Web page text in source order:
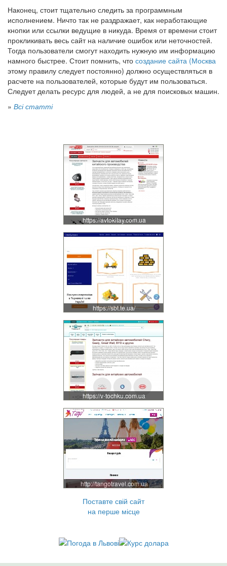
Наконец, стоит тщательно следить за программным
исполнением. Ничто так не раздражает, как неработающие
кнопки или ссылки ведущие в никуда. Время от времени стоит
прокликивать весь сайт на наличие ошибок или неточностей.
Тогда пользователи смогут находить нужную им информацию
намного быстрее. Стоит помнить, что создание сайта (Москва
этому правилу следует постоянно) должно осуществляться в
расчете на пользователей, которые будут им пользоваться.
Следует делать ресурс для людей, а не для поисковых машин.
» Всі статті
https://avtokitay.com.ua
https://sbt.te.ua/
https://v-tochku.com.ua
http://tangotravel.com.ua
Поставте свій сайт
на перше місце